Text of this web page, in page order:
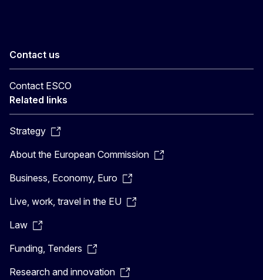
Contact us
Contact ESCO
Related links
Strategy
About the European Commission
Business, Economy, Euro
Live, work, travel in the EU
Law
Funding, Tenders
Research and innovation